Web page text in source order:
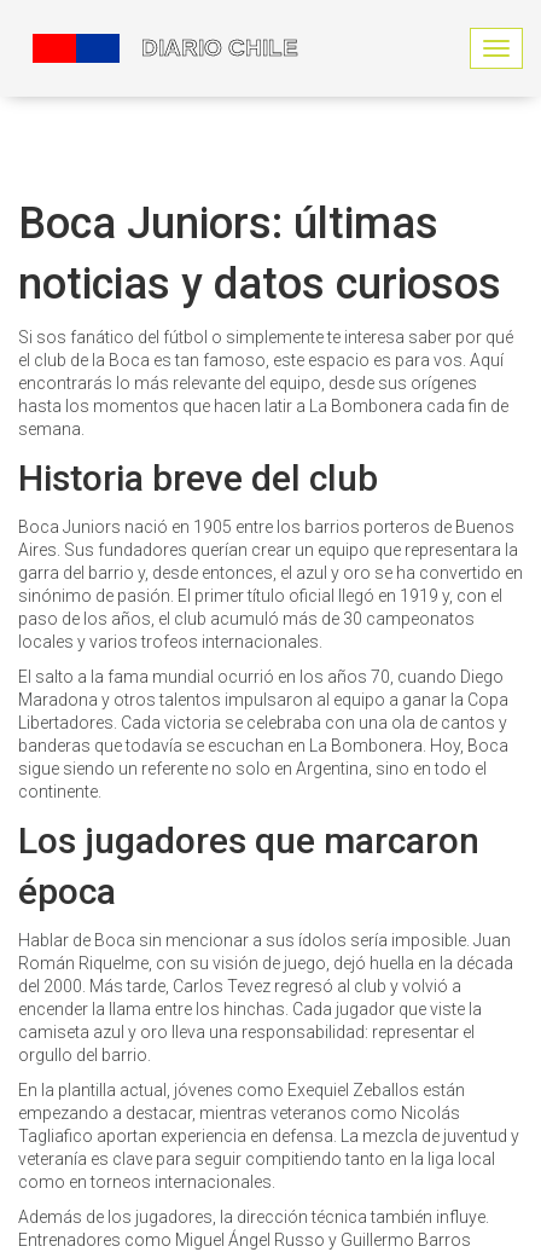
N
a
d
p
a
a
Boca Juniors: últimas
noticias y datos curiosos
Si sos fanático del fútbol o simplemente te interesa saber por qué
el club de la Boca es tan famoso, este espacio es para vos. Aquí
encontrarás lo más relevante del equipo, desde sus orígenes
hasta los momentos que hacen latir a La Bombonera cada fin de
semana.
Historia breve del club
Boca Juniors nació en 1905 entre los barrios porteros de Buenos
Aires. Sus fundadores querían crear un equipo que representara la
garra del barrio y, desde entonces, el azul y oro se ha convertido en
sinónimo de pasión. El primer título oficial llegó en 1919 y, con el
paso de los años, el club acumuló más de 30 campeonatos
locales y varios trofeos internacionales.
El salto a la fama mundial ocurrió en los años 70, cuando Diego
Maradona y otros talentos impulsaron al equipo a ganar la Copa
Libertadores. Cada victoria se celebraba con una ola de cantos y
banderas que todavía se escuchan en La Bombonera. Hoy, Boca
sigue siendo un referente no solo en Argentina, sino en todo el
continente.
Los jugadores que marcaron
época
Hablar de Boca sin mencionar a sus ídolos sería imposible. Juan
Román Riquelme, con su visión de juego, dejó huella en la década
del 2000. Más tarde, Carlos Tevez regresó al club y volvió a
encender la llama entre los hinchas. Cada jugador que viste la
camiseta azul y oro lleva una responsabilidad: representar el
orgullo del barrio.
En la plantilla actual, jóvenes como Exequiel Zeballos están
empezando a destacar, mientras veteranos como Nicolás
Tagliafico aportan experiencia en defensa. La mezcla de juventud y
veteranía es clave para seguir compitiendo tanto en la liga local
como en torneos internacionales.
Además de los jugadores, la dirección técnica también influye.
Entrenadores como Miguel Ángel Russo y Guillermo Barros